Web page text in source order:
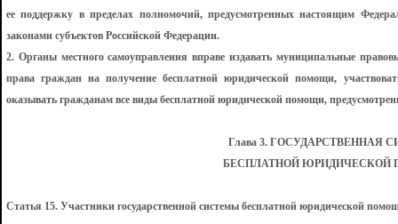
ее поддержку в пределах полномочий, предусмотренных настоящим
законами субъектов Российской Федерации.
2. Органы местного самоуправления вправе издавать муниципальные
права граждан на получение бесплатной юридической помощи,
оказывать гражданам все виды бесплатной юридической помощи,
Глава 3. ГОСУДАРСТВЕННАЯ
БЕСПЛАТНОЙ
Статья 15. Участники государственной системы бесплатной юридической